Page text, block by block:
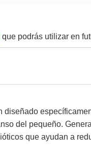
que podrás utilizar en
diseñado
del pequeño.
que ayudan a